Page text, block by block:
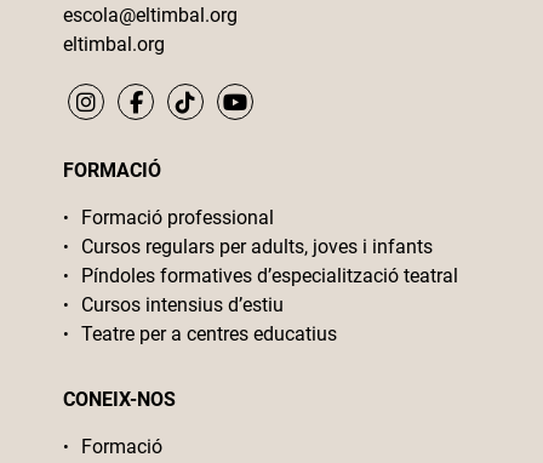
escola@eltimbal.org
eltimbal.org
FORMACIÓ
Formació professional
Cursos regulars per adults, joves i infants
Píndoles formatives d’especialització teatral
Cursos intensius d’estiu
Teatre per a centres educatius
CONEIX-NOS
Formació